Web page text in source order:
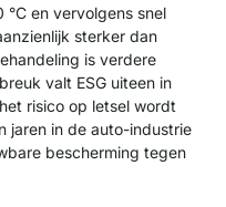
en vervolgens snel
sterker dan
is verdere
valt ESG uiteen in
risico op letsel wordt
jaren in de auto-industrie
bescherming tegen